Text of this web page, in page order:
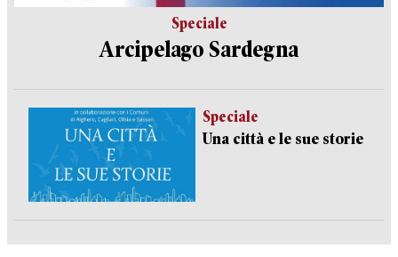
Speciale
Arcipelago Sardegna
Speciale
Una città e le sue storie